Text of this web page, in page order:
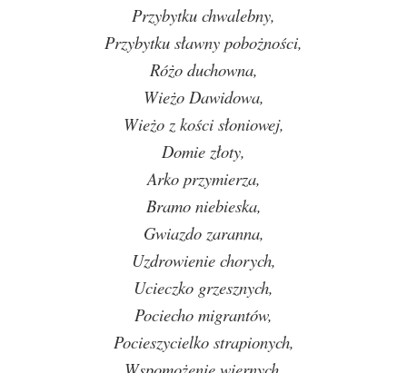
Przybytku chwalebny,
Przybytku sławny pobożności,
Różo duchowna,
Wieżo Dawidowa,
Wieżo z kości słoniowej,
Domie złoty,
Arko przymierza,
Bramo niebieska,
Gwiazdo zaranna,
Uzdrowienie chorych,
Ucieczko grzesznych,
Pociecho migrantów,
Pocieszycielko strapionych,